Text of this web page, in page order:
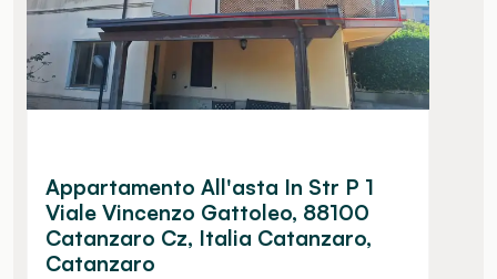
Appartamento All'asta In Str P 1
Viale Vincenzo Gattoleo, 88100
Catanzaro Cz, Italia Catanzaro,
Catanzaro